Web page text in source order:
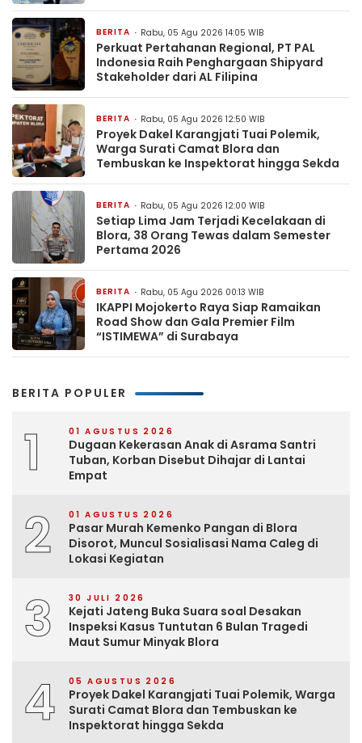
BERITA Rabu, 05 Agu 2026 14:05 WIB
Perkuat Pertahanan Regional, PT PAL
Indonesia Raih Penghargaan Shipyard
Stakeholder dari AL Filipina
BERITA Rabu, 05 Agu 2026 12:50 WIB
Proyek Dakel Karangjati Tuai Polemik,
Warga Surati Camat Blora dan
Tembuskan ke Inspektorat hingga Sekda
BERITA Rabu, 05 Agu 2026 12:00 WIB
Setiap Lima Jam Terjadi Kecelakaan di
Blora, 38 Orang Tewas dalam Semester
Pertama 2026
BERITA Rabu, 05 Agu 2026 00:13 WIB
IKAPPI Mojokerto Raya Siap Ramaikan
Road Show dan Gala Premier Film
“ISTIMEWA” di Surabaya
BERITA POPULER
1 01 AGUSTUS 2026
Dugaan Kekerasan Anak di Asrama Santri
Tuban, Korban Disebut Dihajar di Lantai
Empat
2 01 AGUSTUS 2026
Pasar Murah Kemenko Pangan di Blora
Disorot, Muncul Sosialisasi Nama Caleg di
Lokasi Kegiatan
3 30 JULI 2026
Kejati Jateng Buka Suara soal Desakan
Inspeksi Kasus Tuntutan 6 Bulan Tragedi
Maut Sumur Minyak Blora
4 05 AGUSTUS 2026
Proyek Dakel Karangjati Tuai Polemik, Warga
Surati Camat Blora dan Tembuskan ke
Inspektorat hingga Sekda